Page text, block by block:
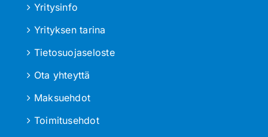
Yritysinfo
Yrityksen tarina
Tietosuojaseloste
Ota yhteyttä
Maksuehdot
Toimitusehdot